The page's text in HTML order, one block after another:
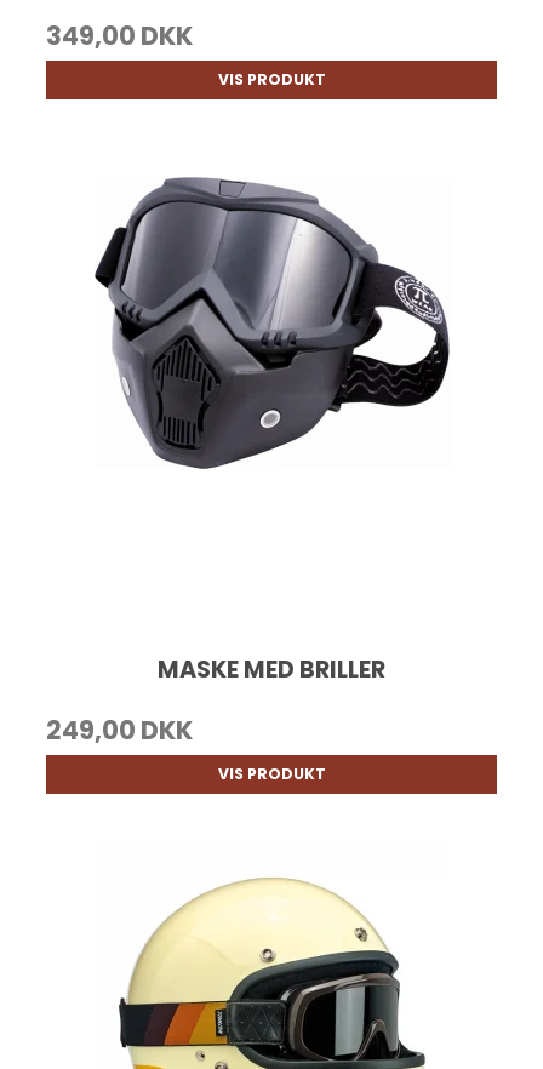
349,00 DKK
VIS PRODUKT
MASKE MED BRILLER
249,00 DKK
VIS PRODUKT